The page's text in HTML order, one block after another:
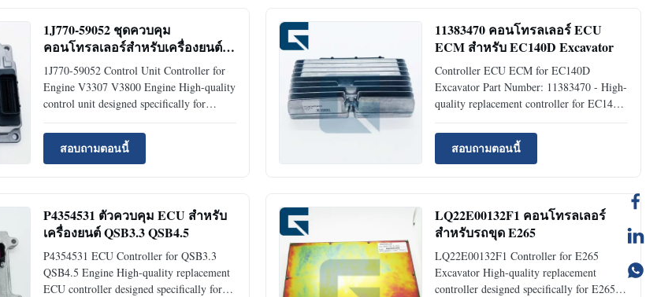
1J770-59052 ชุดควบคุม
คอนโทรลเลอร์สำหรับเครื่องยนต์
V3307 V3800
1J770-59052 Control Unit Controller for
Engine V3307 V3800 Engine High-quality
control unit designed specifically for
optimal performance and reliability.
Product Specifications Product Name
Control Unit Place of Origin Guangzhou,
สอบถามตอนนี้
11383470 คอนโทรลเลอร์ ECU
ECM สำหรับ EC140D Excavator
Controller ECU ECM for EC140D
Excavator Part Number: 11383470 - High-
quality replacement controller for EC140D
Name Controller ECU Part Number
11383470 Brand Name JIAJUE Model
EC140D Condition New Availability Rich
สอบถามตอนนี้
P4354531 ตัวควบคุม ECU สำหรับ
เครื่องยนต์ QSB3.3 QSB4.5
P4354531 ECU Controller for QSB3.3
QSB4.5 Engine High-quality replacement
ECU controller designed specifically for
LQ22E00132F1 คอนโทรลเลอร์
สำหรับรถขุด E265
LQ22E00132F1 Controller for E265
Excavator High-quality replacement
controller designed specifically for E265